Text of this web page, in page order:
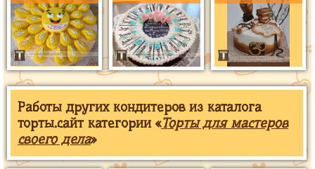
Работы других кондитеров из каталога
торты.сайт категории «Торты для мастеров
своего дела»